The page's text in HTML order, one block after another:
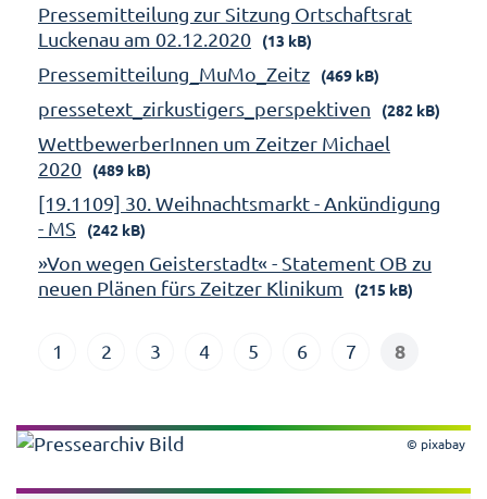
Pressemitteilung zur Sitzung Ortschaftsrat
Luckenau am 02.12.2020
(13 kB)
Pressemitteilung_MuMo_Zeitz (469 kB)
pressetext_zirkustigers_perspektiven (282 kB)
WettbewerberInnen um Zeitzer Michael
2020
(489 kB)
[19.1109] 30. Weihnachtsmarkt - Ankündigung
- MS
(242 kB)
»Von wegen Geisterstadt« - Statement OB zu
neuen Plänen fürs Zeitzer Klinikum
(215 kB)
1 2 3 4 5 6 7 8
© pixabay